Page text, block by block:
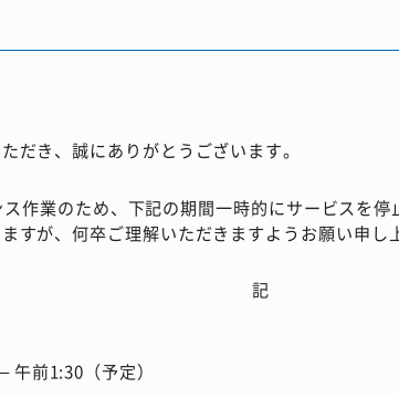
だき、誠にありがとうございます。
作業のため、下記の期間一時的にサービスを停
すが、何卒ご理解いただきますようお願い申し
記
前1:30（予定）